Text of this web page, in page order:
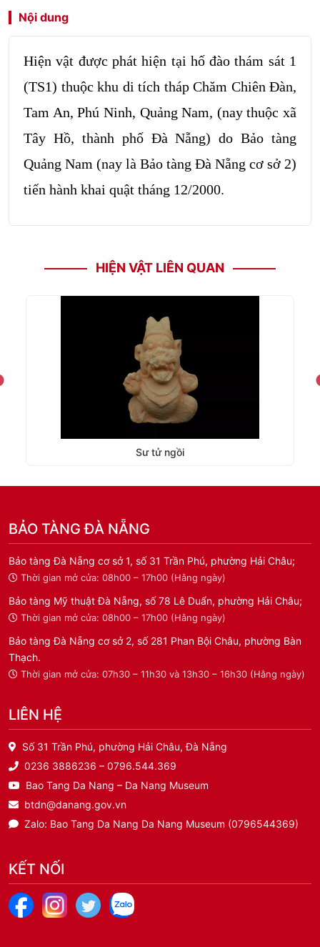
Nội dung
Hiện vật được phát hiện tại hố đào thám sát 1
(TS1) thuộc khu di tích tháp Chăm Chiên Đàn,
Tam An, Phú Ninh, Quảng Nam, (nay thuộc xã
Tây Hồ, thành phố Đà Nẵng) do Bảo tàng
Quảng Nam (nay là Bảo tàng Đà Nẵng cơ sở 2)
tiến hành khai quật tháng 12/2000.
HIỆN VẬT LIÊN QUAN
Sư tử ngồi
BẢO TÀNG ĐÀ NẴNG
Bảo tàng Đà Nẵng cơ sở 1, số 31 Trần Phú, phường Hải Châu;
Thời gian mở cửa: 08h00 – 17h00 (Hằng ngày)
Bảo tàng Mỹ thuật Đà Nẵng, số 78 Lê Duẩn, phường Hải Châu;
Thời gian mở cửa: 08h00 – 17h00 (Hằng ngày)
Bảo tàng Đà Nẵng cơ sở 2, số 281 Phan Bội Châu, phường Bàn
Thạch.
Thời gian mở cửa: 07h30 – 11h30 và 13h30 – 16h30 (Hằng ngày)
LIÊN HỆ
Số 31 Trần Phú, phường Hải Châu, Đà Nẵng
0236 3886236 – 0796.544.369
Bao Tang Da Nang – Da Nang Museum
btdn@danang.gov.vn
Zalo: Bao Tang Da Nang Da Nang Museum (0796544369)
KẾT NỐI